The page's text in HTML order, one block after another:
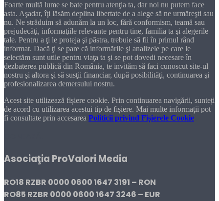
Foarte multă lume se bate pentru atenţia ta, dar noi nu putem face
asta. Aşadar, îţi lăsăm deplina libertate de a alege să ne urmăreşti sau
nu. Ne străduim să adunăm la un loc, fără conformism, teamă sau
prejudecăţi, informaţiile relevante pentru tine, familia ta şi alegerile
tale. Pentru a ţi le proteja şi păstra, trebuie să fii în primul rând
informat. Dacă ţi se pare că informările şi analizele pe care le
selectăm sunt utile pentru viaţa ta şi se pot dovedi necesare în
dezbaterea publică din România, te invităm să faci cunoscut site-ul
nostru şi altora şi să susţii financiar, după posibilităţi, continuarea şi
profesionalizarea demersului nostru.
Acest site utilizează fișiere cookie. Prin continuarea navigării, sunteți
de acord cu utilizarea acestui tip de fișiere. Mai multe informații pot
fi consultate prin accesarea Politicii privind Fișierele Cookie
Asociaţia ProValori Media
RO18 RZBR 0000 0600 1647 3191 – RON
RO85 RZBR 0000 0600 1647 3246 – EUR